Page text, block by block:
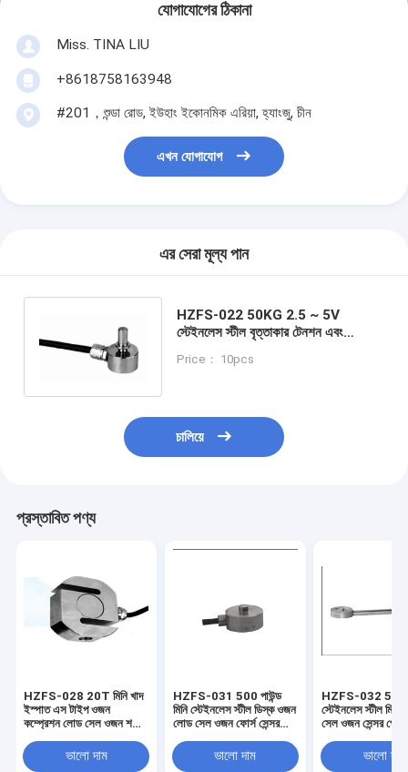
যোগাযোগের ঠিকানা
Miss. TINA LIU
+8618758163948
#201，শুন্ডা রোড, ইউহাং ইকোনমিক এরিয়া, হ্যাংজু, চীন
এখন যোগাযোগ
এর সেরা মূল্য পান
HZFS-022 50KG 2.5 ~ 5V
স্টেইনলেস স্টীল বৃত্তাকার টেনশন এবং
রোবোটিক হাতের জন্য
Price： 10pcs
চালিয়ে
প্রস্তাবিত পণ্য
HZFS-028 20T মিনি খাদ
ইস্পাত এস টাইপ ওজন
কম্প্রেশন লোড সেল ওজন শক্তি
hopper স্কেল
ভালো দাম
HZFS-031 500 পাউন্ড
মিনি স্টেইনলেস স্টীল ডিস্ক ওজন
লোড সেল ওজন ফোর্স সেন্সর
5VDC সঙ্গেভালো দাম
HZFS-032 5t
স্টেইনলেস স্টীল
সেল ওজন সেন্সর
12V ডিসিভালো দাম